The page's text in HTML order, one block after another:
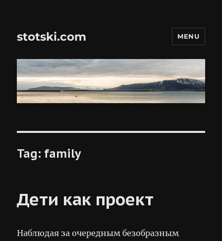
stotski.com MENU
Tag: family
Дети как проект
Наблюдая за очередным безобразным